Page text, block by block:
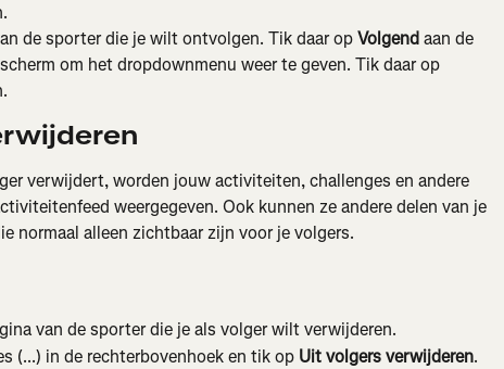
de sporter die je wilt ontvolgen. Tik daar op Volgend aan de
om het dropdownmenu weer te geven. Tik daar op
verwijdert, worden jouw activiteiten, challenges en andere
weergegeven. Ook kunnen ze andere delen van je
normaal alleen zichtbaar zijn voor je volgers.
van de sporter die je als volger wilt verwijderen.
(...) in de rechterbovenhoek en tik op Uit volgers verwijderen.